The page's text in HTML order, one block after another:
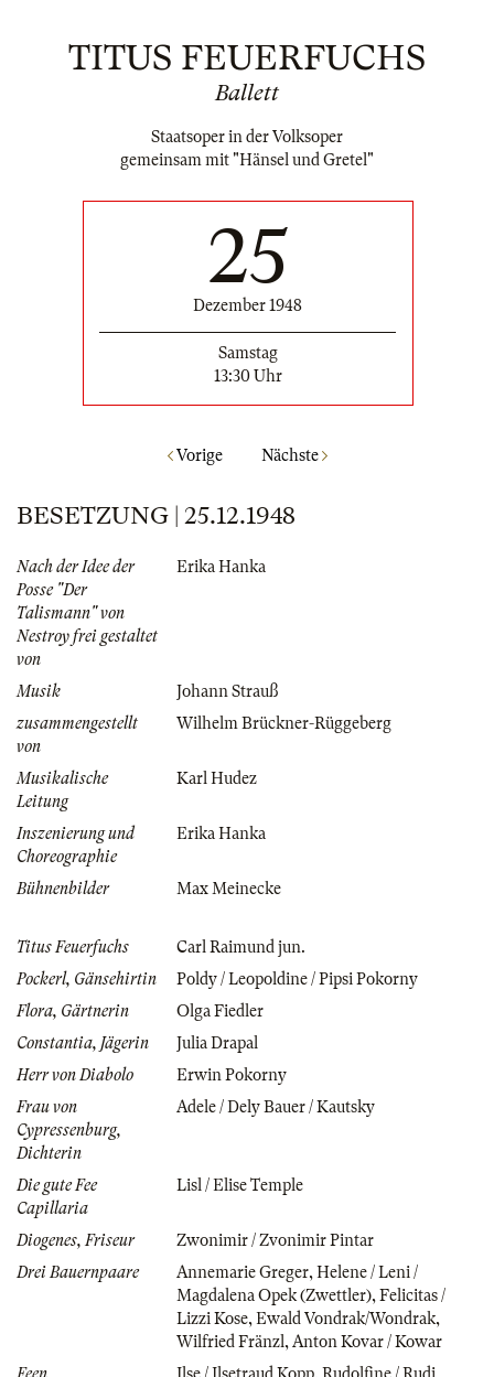
TITUS FEUERFUCHS
Ballett
Staatsoper in der Volksoper
gemeinsam mit "Hänsel und Gretel"
25
Dezember 1948
Samstag
13:30 Uhr
Vorige Nächste
BESETZUNG | 25.12.1948
Nach der Idee der
Posse "Der
Talismann" von
Nestroy frei gestaltet
von
Erika Hanka
Musik
Johann Strauß
zusammengestellt
von
Wilhelm Brückner-Rüggeberg
Musikalische
Leitung
Karl Hudez
Inszenierung und
Choreographie
Erika Hanka
Bühnenbilder Max Meinecke
Titus Feuerfuchs
Carl Raimund jun.
Pockerl, Gänsehirtin
Poldy / Leopoldine / Pipsi Pokorny
Flora, Gärtnerin
Olga Fiedler
Constantia, Jägerin
Julia Drapal
Herr von Diabolo
Erwin Pokorny
Frau von
Cypressenburg,
Dichterin
Adele / Dely Bauer / Kautsky
Die gute Fee
Capillaria
Lisl / Elise Temple
Diogenes, Friseur
Zwonimir / Zvonimir Pintar
Drei Bauernpaare
Annemarie Greger, Helene / Leni /
Magdalena Opek (Zwettler), Felicitas /
Lizzi Kose, Ewald Vondrak/Wondrak,
Wilfried Fränzl , Anton Kovar / Kowar
Feen
Ilse / Ilsetraud Kopp, Rudolfine / Rudi